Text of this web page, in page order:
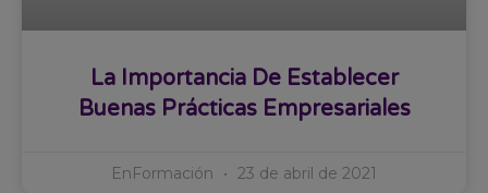
La Importancia De Establecer
Buenas Prácticas Empresariales
EnFormación 23 de abril de 2021